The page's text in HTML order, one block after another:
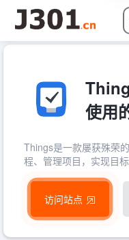
使用
Things是一款屡获殊荣
程、管理项目，实现目标
访问站点